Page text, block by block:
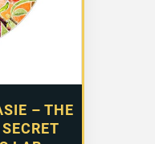
– THE